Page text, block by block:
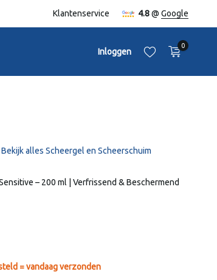
Klantenservice 4.8@ Google
Inloggen
0
Bekijk alles Scheergel en Scheerschuim
– 200 ml | Verfrissend & Beschermend
= vandaag verzonden